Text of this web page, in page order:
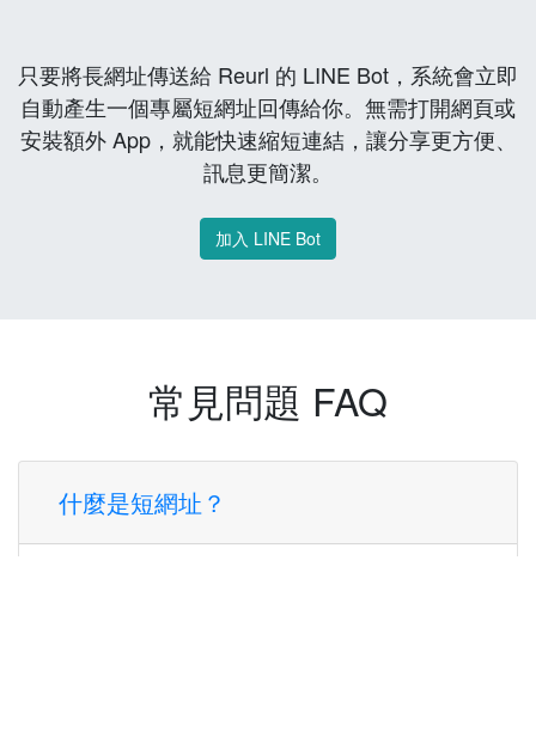
只要將長網址傳送給 Reurl 的 LINE Bot，系統會立即
自動產生一個專屬短網址回傳給你。無需打開網頁或
安裝額外 App，就能快速縮短連結，讓分享更方便、
訊息更簡潔。
加入 LINE Bot
常見問題 FAQ
什麼是短網址？